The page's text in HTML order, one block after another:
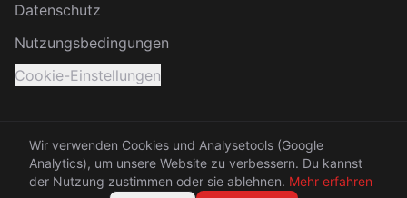
Datenschutz
Nutzungsbedingungen
Cookie-Einstellungen
© 2026 KRACH. Alle Rechte vorbehalten.
Made with 🤘 between Rhein and Ruhr
Wir verwenden Cookies und Analysetools (Google
Analytics), um unsere Website zu verbessern. Du kannst
der Nutzung zustimmen oder sie ablehnen. Mehr erfahren